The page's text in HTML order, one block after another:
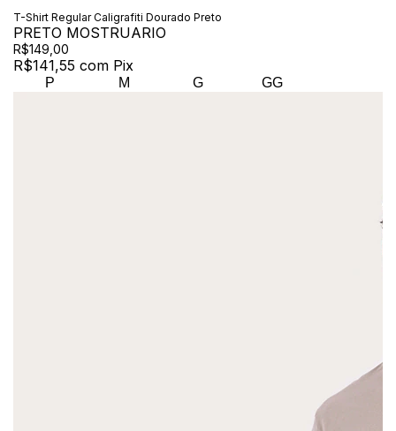
T-Shirt Regular Caligrafiti Dourado Preto
PRETO MOSTRUARIO
R$149,00
R$141,55 com Pix
P M G GG